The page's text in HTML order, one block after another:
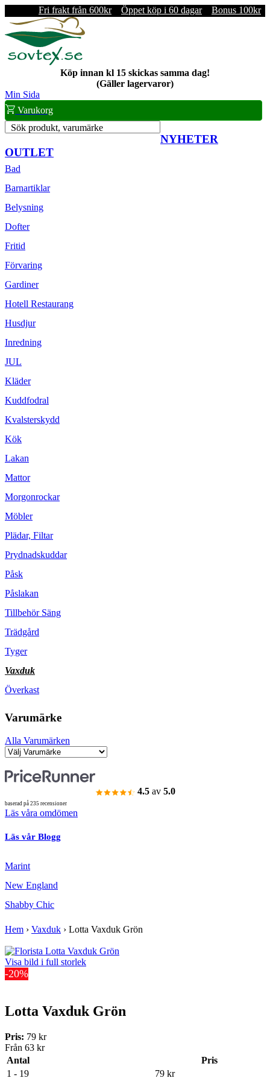
Fri frakt från 600kr Öppet köp i 60 dagar Bonus 100kr
Köp innan kl 15 skickas samma dag!
(Gäller lagervaror)
Min Sida
Varukorg
Sök produkt, varumärke
NYHETER
OUTLET
Bad
Barnartiklar
Belysning
Dofter
Fritid
Förvaring
Gardiner
Hotell Restaurang
Husdjur
Inredning
JUL
Kläder
Kuddfodral
Kvalsterskydd
Kök
Lakan
Mattor
Morgonrockar
Möbler
Plädar, Filtar
Prydnadskuddar
Påsk
Påslakan
Tillbehör Säng
Trädgård
Tyger
Vaxduk
Överkast
Varumärke
Alla Varumärken
4.5 av 5.0
baserad på 235 recensioner
Läs våra omdömen
Läs vår Blogg
Marint
New England
Shabby Chic
Hem › Vaxduk › Lotta Vaxduk Grön
Visa bild i full storlek
-20%
Lotta Vaxduk Grön
Pris: 79 kr
Från 63 kr
Antal
Pris
1 - 19
79 kr